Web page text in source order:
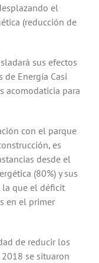
el
(reducción de
sus efectos
Energía Casi
acomodaticia para
con el parque
es
desde el
(80%) y sus
la que el déficit
en el primer
de reducir los
se situaron